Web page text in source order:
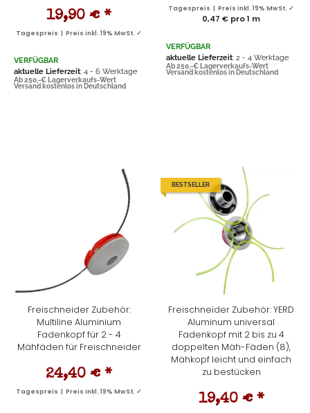
19,90 € *
Tagespreis | Preis inkl. 19% MwSt. ✓
VERFÜGBAR
aktuelle Lieferzeit: 4 - 6 Werktage
Ab 250,-€ Lagerverkaufs-Wert
Versand kostenlos in Deutschland
Tagespreis | Preis inkl. 19% MwSt. ✓
0,47 € pro 1 m
VERFÜGBAR
aktuelle Lieferzeit: 2 - 4 Werktage
Ab 250,-€ Lagerverkaufs-Wert
Versand kostenlos in Deutschland
Freischneider Zubehör:
Multiline Aluminium
Fadenkopf für 2 - 4
Mähfäden für Freischneider
24,40 € *
Tagespreis | Preis inkl. 19% MwSt. ✓
BESTSELLER
Freischneider Zubehör: YERD
Aluminum universal
Fadenkopf mit 2 bis zu 4
doppelten Mäh-Fäden (8),
Mähkopf leicht und einfach
zu bestücken
19,40 € *